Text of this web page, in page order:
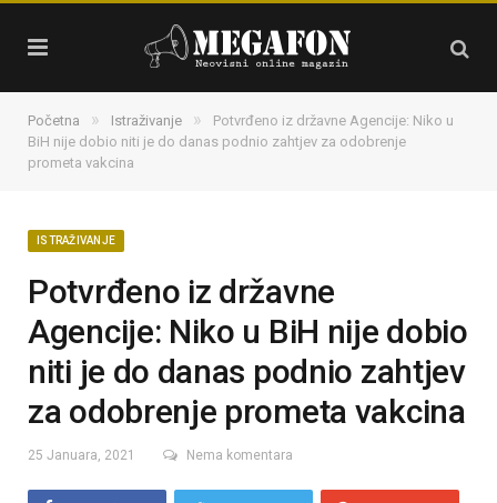
Početna » Istraživanje »
Potvrđeno iz državne Agencije: Niko u
BiH nije dobio niti je do danas podnio zahtjev za odobrenje
prometa vakcina
ISTRAŽIVANJE
Potvrđeno iz državne
Agencije: Niko u BiH nije dobio
niti je do danas podnio zahtjev
za odobrenje prometa vakcina
25 Januara, 2021 Nema komentara